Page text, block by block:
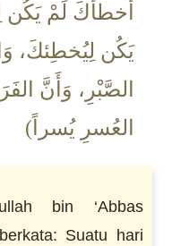
أَخطأكَ لَمْ يَكُن
يَكُن لِيُخطِئكَ،
الصَّبْرِ، وَأَنَّ
العُسرِ يُسراً)
bin ‘Abbas
Suatu hari